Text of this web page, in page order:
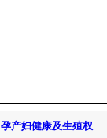
孕产妇健康及生殖权